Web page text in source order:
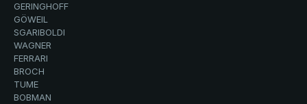
GERINGHOFF
GÖWEIL
SGARIBOLDI
WAGNER
FERRARI
BROCH
TUME
BOBMAN